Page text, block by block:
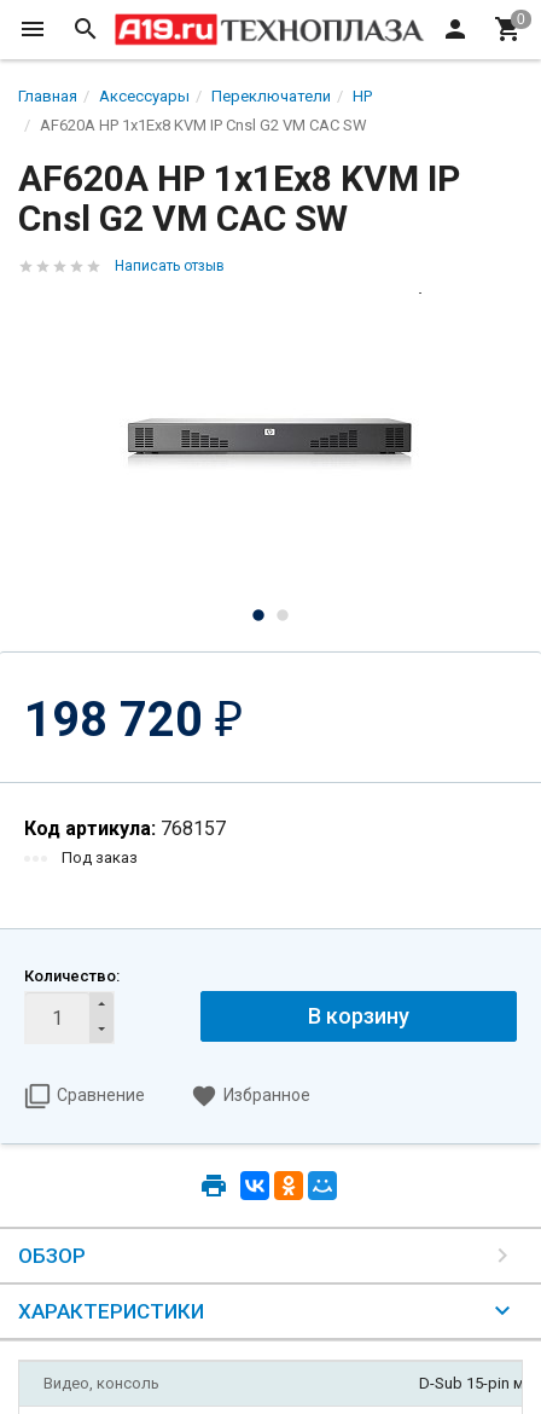
Главная Аксессуары Переключатели
HP
AF620A HP 1x1Ex8 KVM IP Cnsl G2 VM CAC SW
AF620A HP 1x1Ex8 KVM IP
Cnsl G2 VM CAC SW
Написать отзыв
198 720 ₽
Код артикула: 768157
Под заказ
Количество:
В корзину
Сравнение Избранное
ОБЗОР
ХАРАКТЕРИСТИКИ
Видео, консоль D-Sub 15-pin м